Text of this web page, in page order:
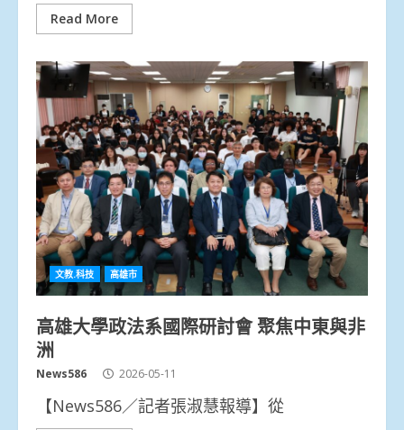
Read More
文教.科技 高雄市
高雄大學政法系國際研討會 聚焦中東與非
洲
News586 2026-05-11
【News586／記者張淑慧報導】從